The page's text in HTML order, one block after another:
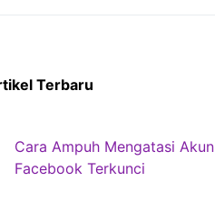
Terbaru
Cara Ampuh Mengatasi Akun
Facebook Terkunci